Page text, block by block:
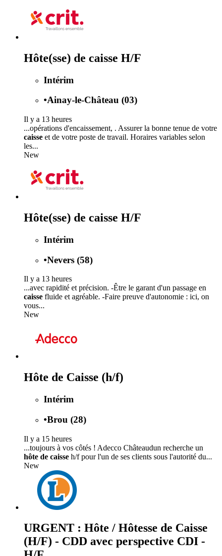
Hôte(sse) de caisse H/F
Intérim
•Ainay-le-Château (03)
Il y a 13 heures
...opérations d'encaissement, . Assurer la bonne tenue de votre
caisse et de votre poste de travail. Horaires variables selon
les...
New
Hôte(sse) de caisse H/F
Intérim
•Nevers (58)
Il y a 13 heures
...avec rapidité et précision. -Être le garant d'un passage en
caisse fluide et agréable. -Faire preuve d'autonomie : ici, on
vous...
New
Hôte de Caisse (h/f)
Intérim
•Brou (28)
Il y a 15 heures
...toujours à vos côtés ! Adecco Châteaudun recherche un
hôte de caisse h/f pour l'un de ses clients sous l'autorité du...
New
URGENT : Hôte / Hôtesse de Caisse
(H/F) - CDD avec perspective CDI -